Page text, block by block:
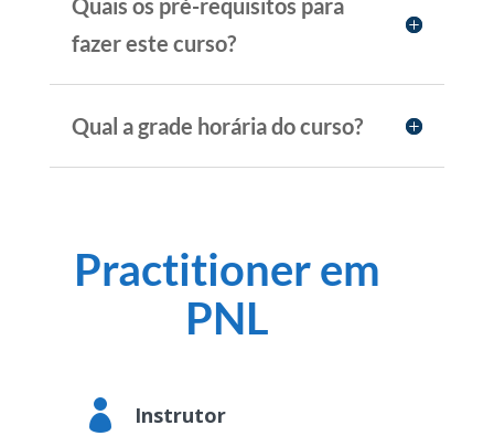
Quais os pré-requisitos para
fazer este curso?
Qual a grade horária do curso?
Practitioner em
PNL

Instrutor